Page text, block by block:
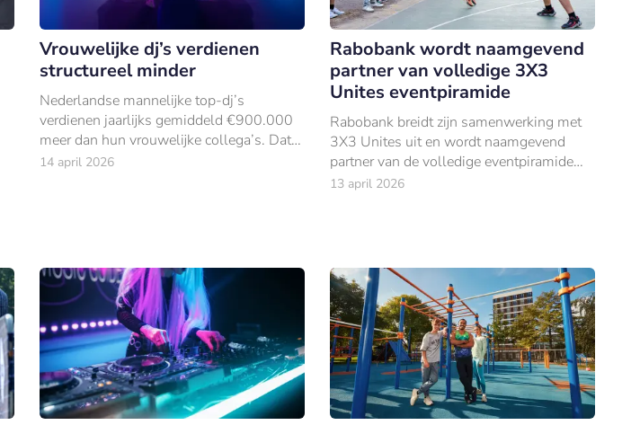
Vrouwelijke dj’s verdienen
structureel minder
Nederlandse mannelijke top-dj’s
verdienen jaarlijks gemiddeld €900.000
meer dan hun vrouwelijke collega’s. Dat
blijkt uit onderzoek van ABN AMRO,
14 april 2026
Rabobank wordt naamgevend
partner van volledige 3X3
Unites eventpiramide
Rabobank breidt zijn samenwerking met
3X3 Unites uit en wordt naamgevend
partner van de volledige eventpiramide
van de basketbalorganisatie.
13 april 2026